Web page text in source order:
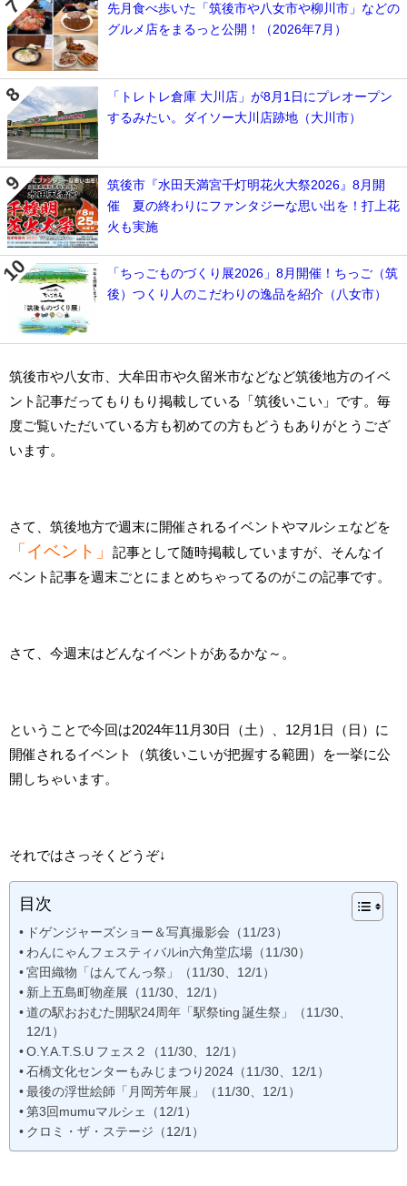
先月食べ歩いた「筑後市や八女市や柳川市」などの
グルメ店をまるっと公開！（2026年7月）
「トレトレ倉庫 大川店」が8月1日にプレオープン
するみたい。ダイソー大川店跡地（大川市）
筑後市『水田天満宮千灯明花火大祭2026』8月開
催 夏の終わりにファンタジーな思い出を！打上花
火も実施
「ちっごものづくり展2026」8月開催！ちっご（筑
後）つくり人のこだわりの逸品を紹介（八女市）
筑後市や八女市、大牟田市や久留米市などなど筑後地方のイベ
ント記事だってもりもり掲載している「筑後いこい」です。毎
度ご覧いただいている方も初めての方もどうもありがとうござ
います。
さて、筑後地方で週末に開催されるイベントやマルシェなどを
「イベント」
記事として随時掲載していますが、そんなイ
ベント記事を週末ごとにまとめちゃってるのがこの記事です。
さて、今週末はどんなイベントがあるかな～。
ということで今回は2024年11月30日（土）、12月1日（日）に
開催されるイベント（筑後いこいが把握する範囲）を一挙に公
開しちゃいます。
それではさっそくどうぞ↓
目次
ドゲンジャーズショー＆写真撮影会（11/23）
わんにゃんフェスティバルin六角堂広場（11/30）
宮田織物「はんてんっ祭」（11/30、12/1）
新上五島町物産展（11/30、12/1）
道の駅おおむた開駅24周年「駅祭ting 誕生祭」（11/30、
12/1）
O.Y.A.T.S.U フェス２（11/30、12/1）
石橋文化センターもみじまつり2024（11/30、12/1）
最後の浮世絵師「月岡芳年展」（11/30、12/1）
第3回mumuマルシェ（12/1）
クロミ・ザ・ステージ（12/1）